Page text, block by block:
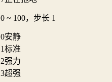
0 ~ 100，步长 1
0安静
1标准
2强力
3超强